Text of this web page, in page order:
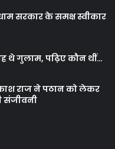
सरकार के समक्ष स्वीकार
थे गुलाम, पढ़िए कौन थीं…
राज ने पठान को लेकर
संजीवनी